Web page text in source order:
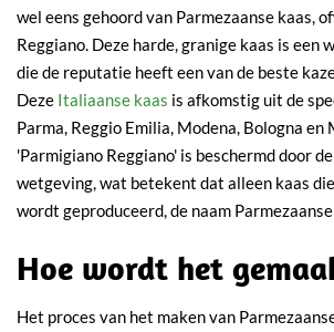
wel eens gehoord van Parmezaanse kaas,
Reggiano. Deze harde, granige kaas is een
die de reputatie heeft een van de beste
Deze Italiaanse kaas is afkomstig uit de
Parma, Reggio Emilia, Modena, Bologna en
'Parmigiano Reggiano' is beschermd door
wetgeving, wat betekent dat alleen kaas
wordt geproduceerd, de naam
Hoe wordt het
Het proces van het maken van